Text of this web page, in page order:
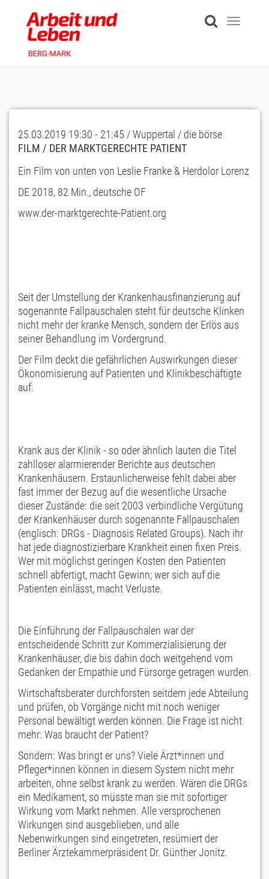
content
Toggle
25.03.2019 19:30 - 21:45 / Wuppertal / die börse
FILM / DER MARKTGERECHTE PATIENT
Ein Film von unten von Leslie Franke & Herdolor Lorenz
DE 2018, 82 Min., deutsche OF
www.der-marktgerechte-Patient.org
Seit der Umstellung der Krankenhausfinanzierung auf
sogenannte Fallpauschalen steht für deutsche Klinken
nicht mehr der kranke Mensch, sondern der Erlös aus
seiner Behandlung im Vordergrund.
Der Film deckt die gefährlichen Auswirkungen dieser
Ökonomisierung auf Patienten und Klinikbeschäftigte
auf.
Krank aus der Klinik - so oder ähnlich lauten die Titel
zahlloser alarmierender Berichte aus deutschen
Krankenhäusern. Erstaunlicherweise fehlt dabei aber
fast immer der Bezug auf die wesentliche Ursache
dieser Zustände: die seit 2003 verbindliche Vergütung
der Krankenhäuser durch sogenannte Fallpauschalen
(englisch: DRGs - Diagnosis Related Groups). Nach ihr
hat jede diagnostizierbare Krankheit einen fixen Preis.
Wer mit möglichst geringen Kosten den Patienten
schnell abfertigt, macht Gewinn; wer sich auf die
Patienten einlässt, macht Verluste.
Die Einführung der Fallpauschalen war der
entscheidende Schritt zur Kommerzialisierung der
Krankenhäuser, die bis dahin doch weitgehend vom
Gedanken der Empathie und Fürsorge getragen wurden.
Wirtschaftsberater durchforsten seitdem jede Abteilung
und prüfen, ob Vorgänge nicht mit noch weniger
Personal bewältigt werden können. Die Frage ist nicht
mehr: Was braucht der Patient?
Sondern: Was bringt er uns? Viele Ärzt*innen und
Pfleger*innen können in diesem System nicht mehr
arbeiten, ohne selbst krank zu werden. Wären die DRGs
ein Medikament, so müsste man sie mit sofortiger
Wirkung vom Markt nehmen. Alle versprochenen
Wirkungen sind ausgeblieben, und alle
Nebenwirkungen sind eingetreten, resümiert der
Berliner Ärztekammerpräsident Dr. Günther Jonitz.